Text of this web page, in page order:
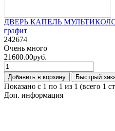
ДВЕРЬ КАПЕЛЬ
графит
242674
Очень много
21600.00руб.
Добавить в корзину Быстрый
Показано с 1 по 1 из 1 (всего 1
Доп. информация